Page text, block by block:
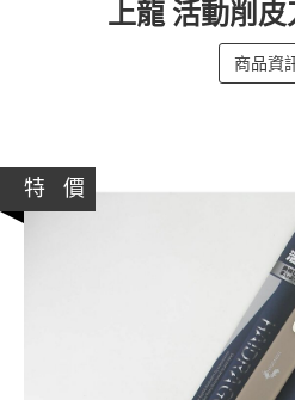
上龍 活動削皮
商品資
特 價